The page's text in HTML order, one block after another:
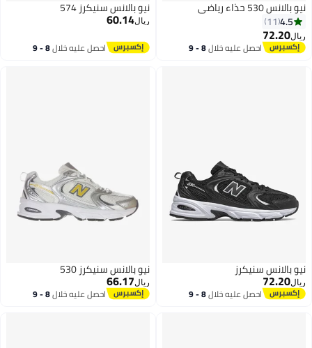
احصل عليه خلال 8 - 9
اغسطس
نيو بالانس سنيكرز 574
احصل عليه خلال 8 - 9
اغسطس
سنيكرز
احصل عليه خلال 8 - 9
اغسطس
نيو بالانس سنيكرز 530
احصل عليه خلال 8 - 9
اغسطس